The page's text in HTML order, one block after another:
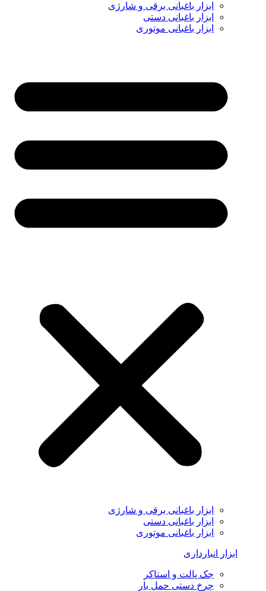
ابزار باغبانی برقی و شارژی
ابزار باغبانی دستی
ابزار باغبانی موتوری
ابزار باغبانی برقی و شارژی
ابزار باغبانی دستی
ابزار باغبانی موتوری
ابزار انبارداری
جک پالت و استاکر
چرخ دستی حمل بار